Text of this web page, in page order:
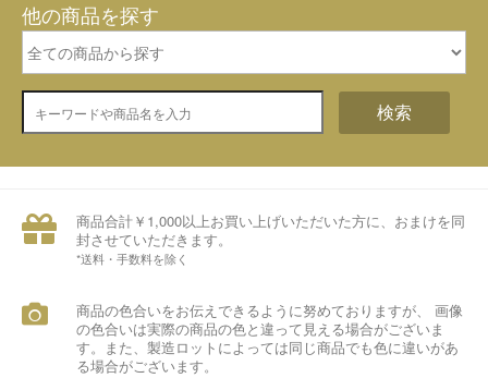
他の商品を探す
検索
商品合計￥1,000以上お買い上げいただいた方に、おまけを同
封させていただきます。
*送料・手数料を除く
商品の色合いをお伝えできるように努めておりますが、 画像
の色合いは実際の商品の色と違って見える場合がございま
す。また、製造ロットによっては同じ商品でも色に違いがあ
る場合がございます。